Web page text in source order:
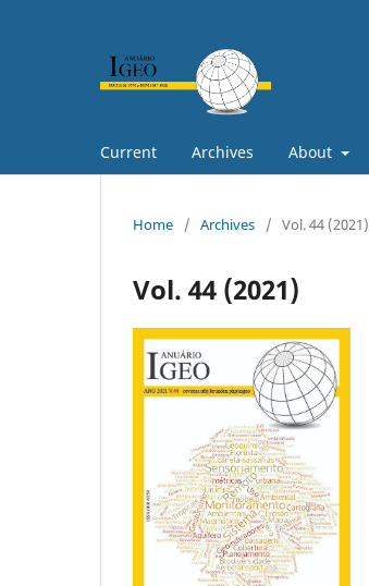
Current Archives About
Home / Archives / Vol. 44 (2021)
Vol. 44 (2021)